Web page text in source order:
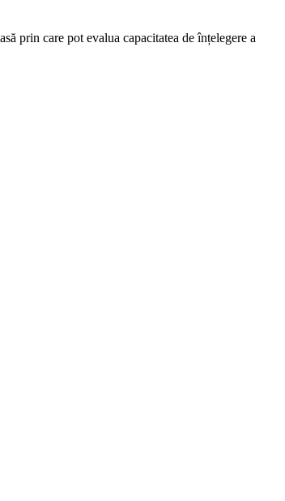
prin care pot evalua capacitatea de înțelegere a